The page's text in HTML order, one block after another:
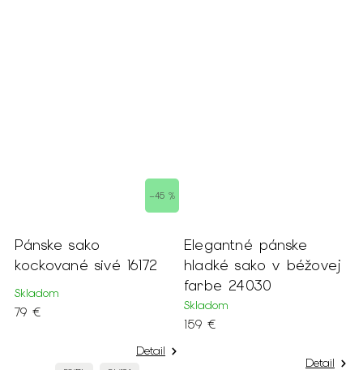
–45 %
Pánske sako
kockované sivé 16172
Skladom
79 €
Detail
Elegantné pánske
hladké sako v béžovej
farbe 24030
Skladom
159 €
Detail